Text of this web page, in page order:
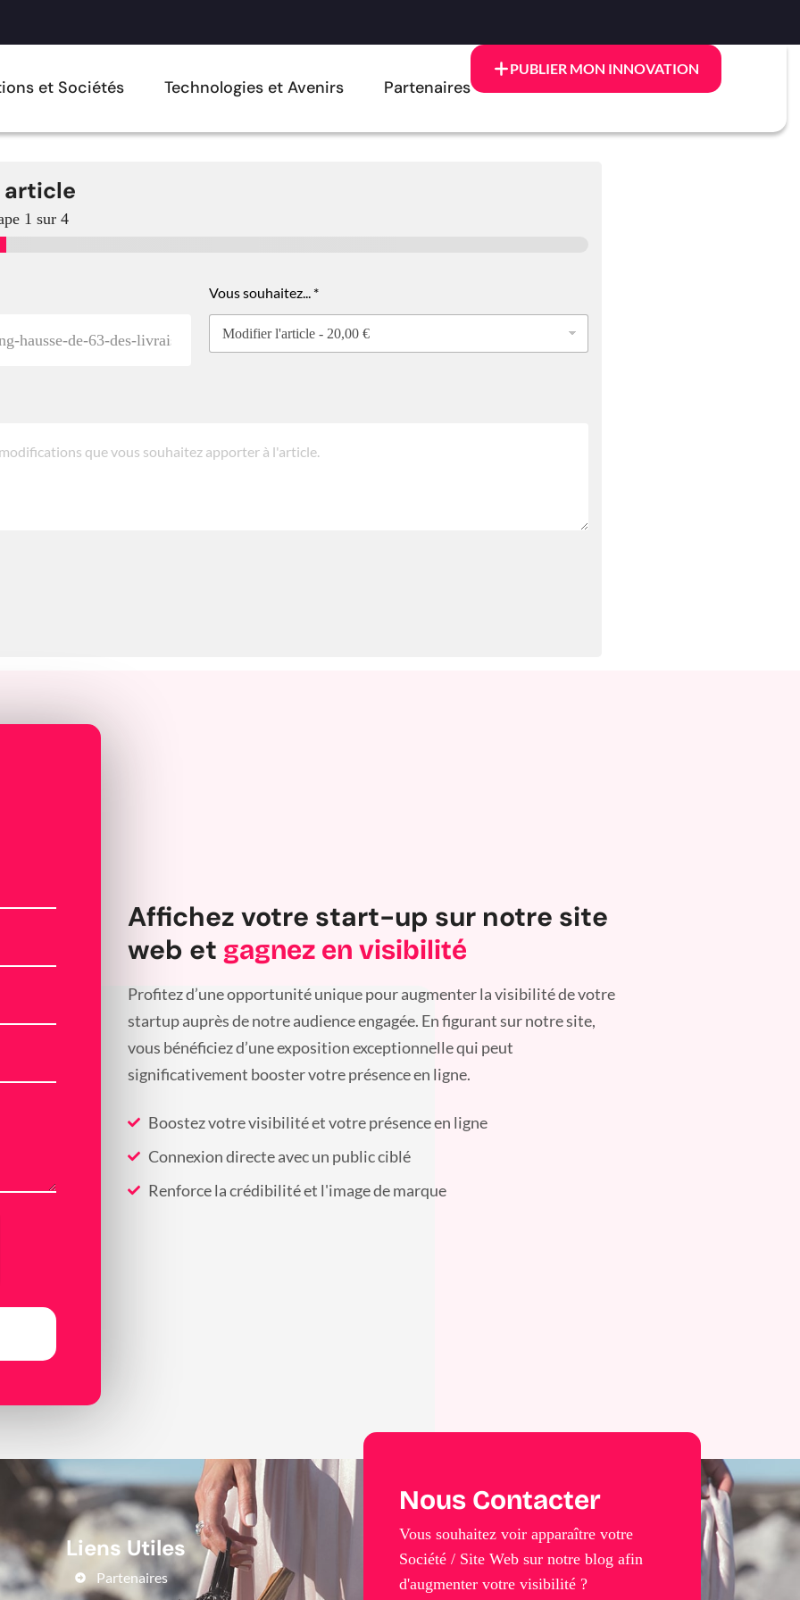
et Sociétés Technologies et Avenirs Partenaires
PUBLIER MON INNOVATION
article
1 sur 4
Vous souhaitez... *
Affichez votre start-up sur notre site
web et gagnez en visibilité
Profitez d’une opportunité unique pour augmenter la visibilité de votre
startup auprès de notre audience engagée. En figurant sur notre site,
vous bénéficiez d’une exposition exceptionnelle qui peut
significativement booster votre présence en ligne.
Boostez votre visibilité et votre présence en ligne
Connexion directe avec un public ciblé
Renforce la crédibilité et l'image de marque
Liens Utiles
Partenaires
Nous Contacter
Vous souhaitez voir apparaître votre
Société / Site Web sur notre blog afin
d'augmenter votre visibilité ?